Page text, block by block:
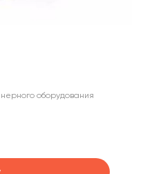
оборудования